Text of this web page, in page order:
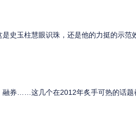
玉柱慧眼识珠，还是他的力挺的示范
……这几个在2012年炙手可热的话题